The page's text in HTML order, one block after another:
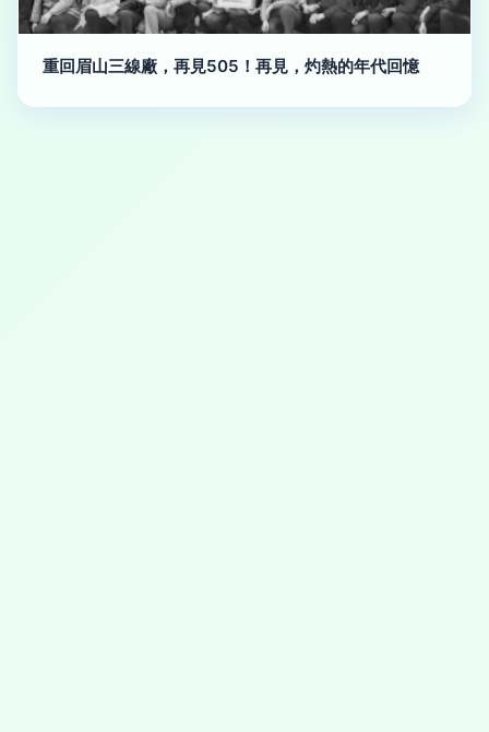
重回眉山三線廠，再見505！再見，灼熱的年代回憶